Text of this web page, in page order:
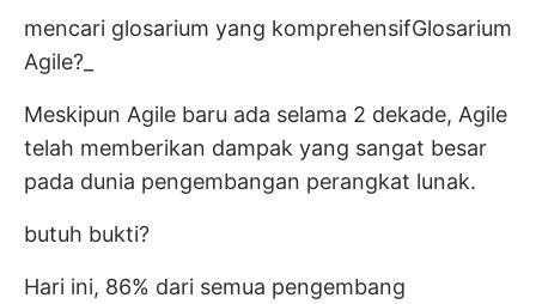
mencari glosarium yang komprehensifGlosarium
Agile?_
Meskipun Agile baru ada selama 2 dekade, Agile
telah memberikan dampak yang sangat besar
pada dunia pengembangan perangkat lunak.
butuh bukti?
Hari ini, 86% dari semua pengembang